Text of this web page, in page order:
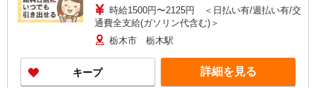
時給1500円〜2125円 ＜日払い有/週払い有/交
通費全支給(ガソリン代含む)＞
栃木市 栃木駅
キープ 詳細を見る